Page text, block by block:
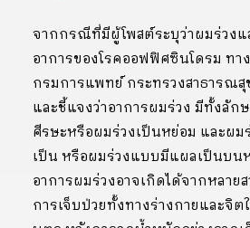
จากกรณีที่มีผู้โพสต์ระบุว่าผมร่วงแ
อาการของโรคออฟฟิศซินโดรม ทา
กรมการแพทย์ กระทรวงสาธารณสุ
และชี้แจงว่าอาการผมร่วง มีทั้งลั
ศีรษะหรือผมร่วงเป็นหย่อม และผ
เป็น หรือผมร่วงแบบมีแผลเป็นบน
อาการผมร่วงอาจเกิดได้จากหลาย
การเจ็บป่วยทั้งทางร่างกายและจิต